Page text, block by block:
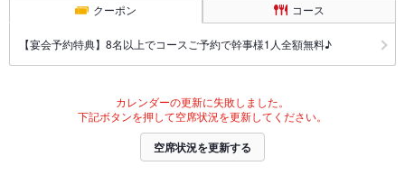
クーポン コース
【宴会予約特典】8名以上でコースご予約で幹事様1人全額無料♪
カレンダーの更新に失敗しました。
下記ボタンを押して空席状況を更新してください。
空席状況を更新する